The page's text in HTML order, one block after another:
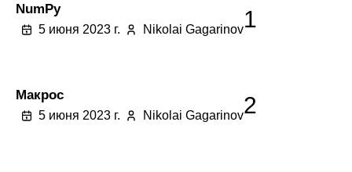
NumPy
5 июня 2023 г. Nikolai Gagarinov1
Макрос
5 июня 2023 г. Nikolai Gagarinov2